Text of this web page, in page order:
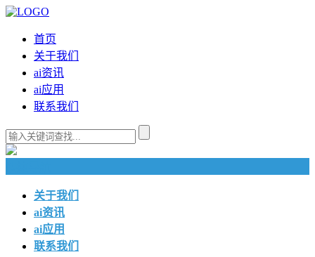
首页
关于我们
ai资讯
ai应用
联系我们
关于我们
ai资讯
ai应用
联系我们